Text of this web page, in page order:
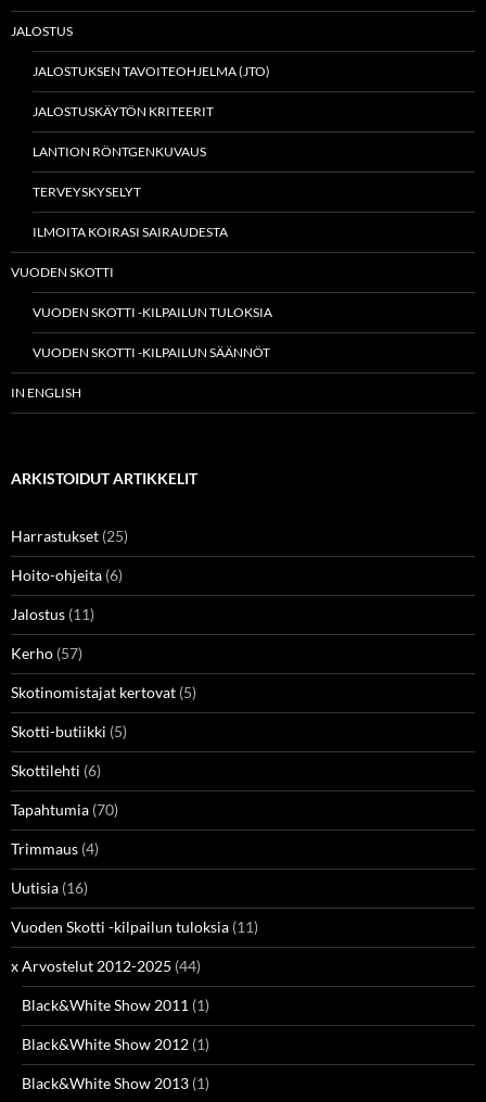
JALOSTUS
JALOSTUKSEN TAVOITEOHJELMA (JTO)
JALOSTUSKÄYTÖN KRITEERIT
LANTION RÖNTGENKUVAUS
TERVEYSKYSELYT
ILMOITA KOIRASI SAIRAUDESTA
VUODEN SKOTTI
VUODEN SKOTTI -KILPAILUN TULOKSIA
VUODEN SKOTTI -KILPAILUN SÄÄNNÖT
IN ENGLISH
ARKISTOIDUT ARTIKKELIT
Harrastukset (25)
Hoito-ohjeita (6)
Jalostus (11)
Kerho (57)
Skotinomistajat kertovat (5)
Skotti-butiikki (5)
Skottilehti (6)
Tapahtumia (70)
Trimmaus (4)
Uutisia (16)
Vuoden Skotti -kilpailun tuloksia (11)
x Arvostelut 2012-2025 (44)
Black&White Show 2011 (1)
Black&White Show 2012 (1)
Black&White Show 2013 (1)